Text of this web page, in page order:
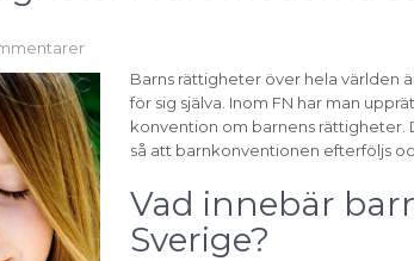
Barns rättigheter över hela världen
för sig själva. Inom FN har man
konvention om barnens rättigheter.
så att barnkonventionen efterföljs
Vad innebär
Sverige?